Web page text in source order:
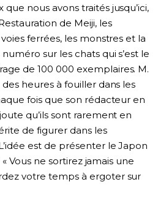
nous avons traités jusqu’ici,
de Meiji, les
ferrées, les monstres et la
sur les chats qui s’est le
de 100 000 exemplaires. M.
heures à fouiller dans les
fois que son rédacteur en
qu’ils sont rarement en
de figurer dans les
est de présenter le Japon
Vous ne sortirez jamais une
votre temps à ergoter sur